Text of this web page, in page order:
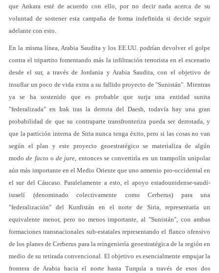
que Ankara esté de acuerdo con ello, por no decir nada acerca de su
voluntad de sostener esta campaña de forma indefinida si decide seguir
adelante con esto.
En la misma línea, Arabia Saudita y los EE.UU. podrían devolver el golpe
contra el tripartito fomentando más la infiltración terrorista en el escenario
desde el sur, a través de Jordania y Arabia Saudita, con el objetivo de
insuflar un poco de vida extra a su fallido proyecto de "Sunistán". Mientras
ya se ha sostenido que es probable que surja una entidad sunita
"federalizada" en Irak tras la derrota del Daesh, todavía hay una gran
probabilidad de que su contraparte transfronteriza pueda ser derrotada, y
que la partición interna de Siria nunca tenga éxito, pero si las cosas no van
según el plan y este proyecto geoestratégico se materializa de algún
modode facto o de jure, entonces se convertiría en un trampolín unipolar
aún más importante en el Medio Oriente que uno armenio pro-occidental en
el sur del Cáucaso. Paralelamente a esto, el apoyo estadounidense-saudí-
israelí (denominado colectivamente como Cerberus) para una
"federalización" del Kurdistán en el norte de Siria, representaría un
equivalente menor, pero no menos importante, al "Sunistán", con ambas
formaciones transnacionales sub-estatales representando el flanco ofensivo
de los planes de Cerberus para la reingeniería geoestratégica de la región en
medio de su retirada convencional. El objetivo es esencialmente empujar la
frontera de Arabia hacia el norte hasta Turquía a través de esos dos